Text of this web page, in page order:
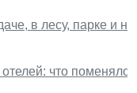
в лесу, парке и
что